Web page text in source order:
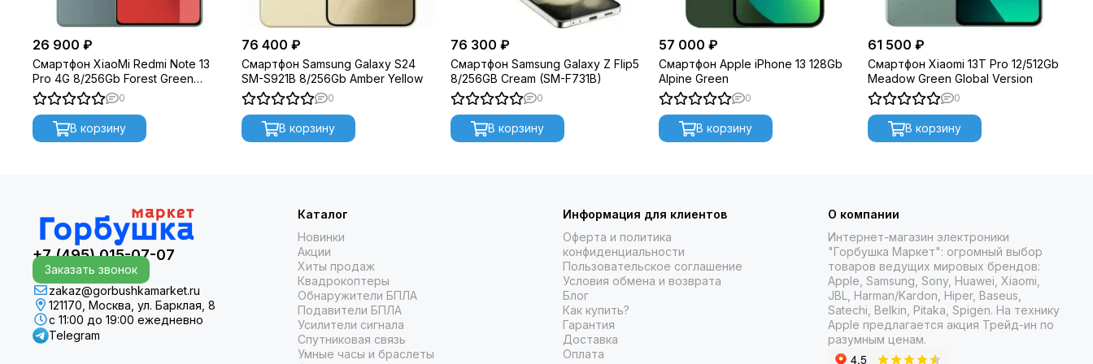
26 900 ₽
Смартфон XiaoMi Redmi Note 13
Pro 4G 8/256Gb Forest Green
Global Version
0
В корзину
76 400 ₽
Смартфон Samsung Galaxy S24
SM-S921B 8/256Gb Amber Yellow
0
В корзину
76 300 ₽
Смартфон Samsung Galaxy Z Flip5
8/256GB Cream (SM-F731B)
0
В корзину
57 000 ₽
Смартфон Apple iPhone 13 128Gb
Alpine Green
0
В корзину
61 500 ₽
Смартфон Xiaomi 13T Pro 12/512Gb
Meadow Green Global Version
0
В корзину
+7 (495) 015-07-07
Заказать звонок
zakaz@gorbushkamarket.ru
121170, Москва, ул. Барклая, 8
с 11:00 до 19:00 ежедневно
Telegram
Каталог
Новинки
Акции
Хиты продаж
Квадрокоптеры
Обнаружители БПЛА
Подавители БПЛА
Усилители сигнала
Спутниковая связь
Умные часы и браслеты
Информация для клиентов
Оферта и политика
конфиденциальности
Пользовательское соглашение
Условия обмена и возврата
Блог
Как купить?
Гарантия
Доставка
Оплата
О компании
Интернет-магазин электроники
"Горбушка Маркет": огромный выбор
товаров ведущих мировых брендов:
Apple, Samsung, Sony, Huawei, Xiaomi,
JBL, Harman/Kardon, Hiper, Baseus,
Satechi, Belkin, Pitaka, Spigen. На технику
Apple предлагается акция Трейд-ин по
разумным ценам.